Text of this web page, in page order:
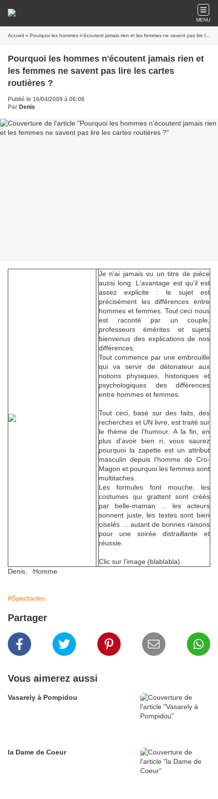
MENU
Accueil » Pourquoi les hommes n'écoutent jamais rien et les femmes ne savent pas lire les cartes routières ?
Pourquoi les hommes n'écoutent jamais rien et
les femmes ne savent pas lire les cartes
routières ?
Publié le 16/04/2009 à 06:06
Par Denis
Je n'ai jamais vu un titre de pièce
aussi long. L'avantage est qu'il est
assez explicite : le sujet est
précisément les différences entre
hommes et femmes. Tout ceci nous
est raconté par un couple,
professeurs émérites et sujets
bienvenus des explications de nos
différences.
Tout commence par une embrouille
qui va servir de détonateur aux
notions physiques, historiques et
psychologiques des différences
entre hommes et femmes.
Tout ceci, basé sur des faits, des
recherches et UN livre, est traité sur
le thème de l'humour. A la fin, en
plus d'avoir bien ri, vous saurez
pourquoi la zapette est un attribut
masculin depuis l'homme de Cro-
Magon et pourquoi les femmes sont
multitaches.
Les formules font mouche, les
costumes qui grattent sont créés
par belle-maman ... les acteurs
sonnent juste, les textes sont bien
ciselés ... autant de bonnes raisons
pour une soirée distraillante et
réussie.
Clic sur l'image (blablabla).
Denis, Homme
#Spectacles
Partager
Vous aimerez aussi
Vasarely à Pompidou
la Dame de Coeur